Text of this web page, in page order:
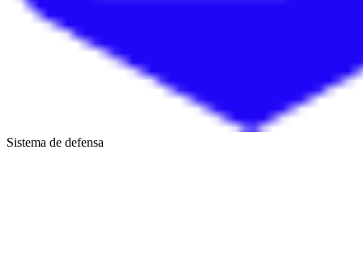
Sistema de defensa